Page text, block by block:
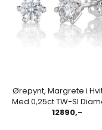
Ørepynt, Margrete i
Med 0,25ct TW-SI
12890,-